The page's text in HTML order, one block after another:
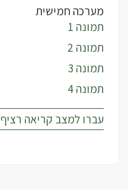
מערכה חמישית
תמונה 1
תמונה 2
תמונה 3
תמונה 4
עברו למצב קריאה רציף